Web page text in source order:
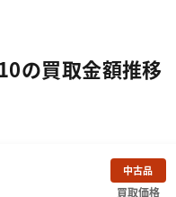
の買取金額推移
中古品
買取価格